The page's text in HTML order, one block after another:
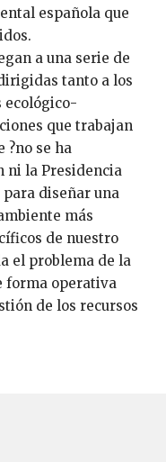
española que
a una serie de
tanto a los
ecológico-
que trabajan
?no se ha
ni la Presidencia
para diseñar una
más
de nuestro
el problema de la
forma operativa
de los recursos